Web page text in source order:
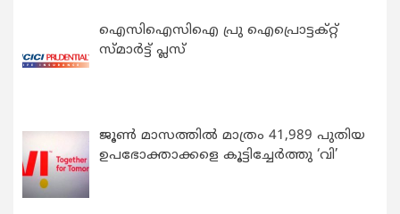
ഐസിഐസിഐ പ്രു ഐപ്രൊട്ടക്റ്റ്
സ്മാർട്ട് പ്ലസ്
ജൂൺ മാസത്തിൽ മാത്രം 41,989 പുതിയ
ഉപഭോക്താക്കളെ കൂട്ടിച്ചേർത്തു ‘വി’